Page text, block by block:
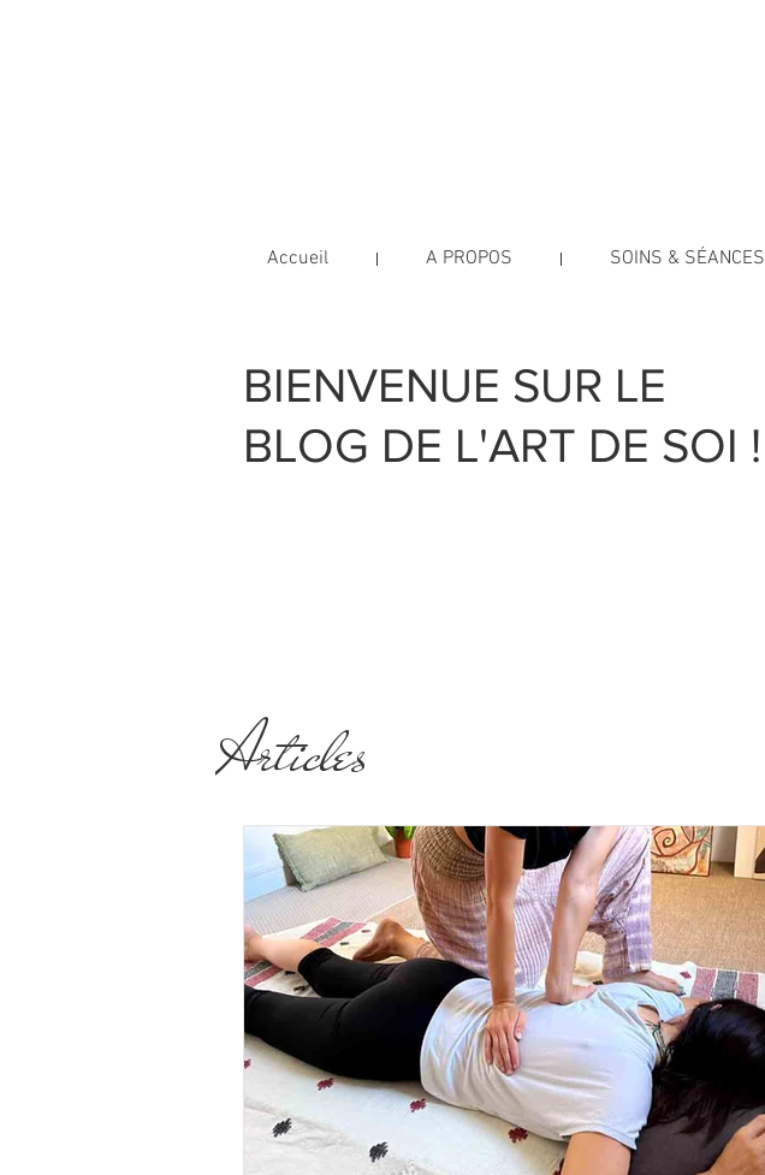
Accueil A PROPOS SOINS & SÉANCES
BIENVENUE SUR LE
BLOG DE L'ART DE SOI !
Articles